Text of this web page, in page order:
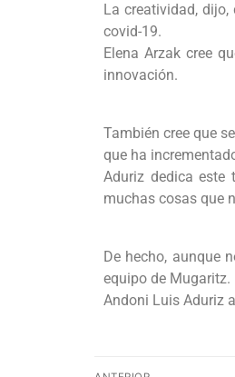
La creatividad,
covid-19.
Elena Arzak cree
innovación.
También cree que
que ha
Aduriz dedica este
muchas cosas que
De hecho, aunque
equipo de Mugaritz.
Andoni Luis Aduriz